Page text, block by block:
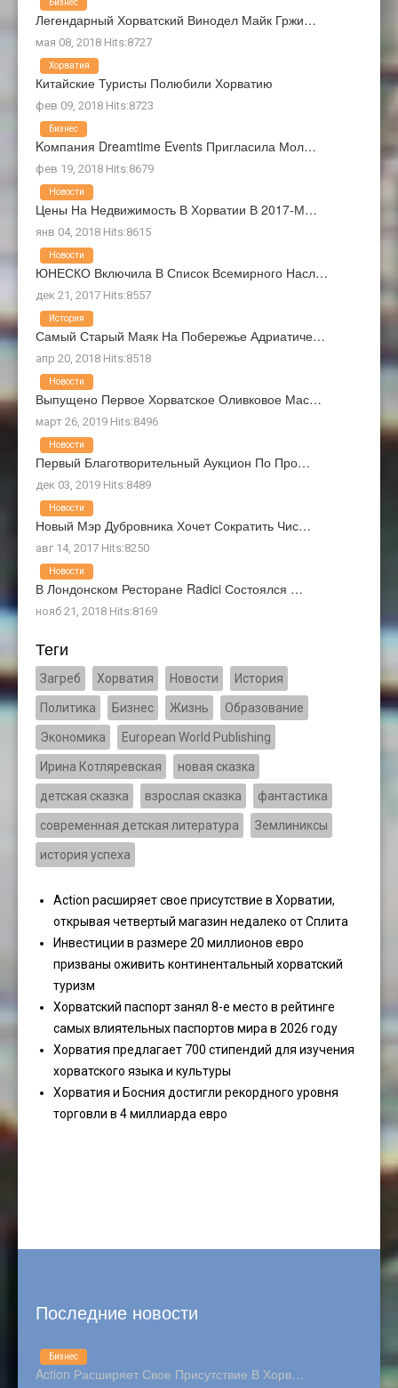
Легендарный Хорватский Винодел Майк Гржи…
мая 08, 2018 Hits:8727
Китайские Туристы Полюбили Хорватию
фев 09, 2018 Hits:8723
Хорватия
Kомпания Dreamtime Events Пригласила Мол…
фев 19, 2018 Hits:8679
Бизнес
Цены На Недвижимость В Хорватии В 2017-М…
янв 04, 2018 Hits:8615
Новости
ЮНЕСКО Включила В Список Всемирного Насл…
дек 21, 2017 Hits:8557
Новости
Самый Старый Маяк На Побережье Адриатиче…
апр 20, 2018 Hits:8518
История
Выпущено Первое Хорватское Оливковое Мас…
март 26, 2019 Hits:8496
Новости
Первый Благотворительный Аукцион По Про…
дек 03, 2019 Hits:8489
Новости
Новый Мэр Дубровника Хочет Сократить Чис…
авг 14, 2017 Hits:8250
Новости
В Лондонском Ресторане Radici Состоялся …
нояб 21, 2018 Hits:8169
Новости
Теги
Загреб Хорватия Новости История
Политика Бизнес Жизнь Образование
Экономика European World Publishing
Ирина Котляревская новая сказка
детская сказка взрослая сказка фантастика
современная детская литература Землиниксы
история успеха
Action расширяет свое присутствие в Хорватии,
открывая четвертый магазин недалеко от Сплита
Инвестиции в размере 20 миллионов евро
призваны оживить континентальный хорватский
туризм
Хорватский паспорт занял 8-е место в рейтинге
самых влиятельных паспортов мира в 2026 году
Хорватия предлагает 700 стипендий для изучения
хорватского языка и культуры
Хорватия и Босния достигли рекордного уровня
торговли в 4 миллиарда евро
Последние новости
Action Расширяет Свое Присутствие В Хорв…
Бизнес